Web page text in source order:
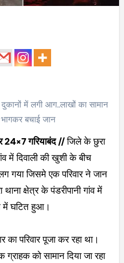
बचाई जान
24×7गरियाबंद //जिले के छुरा
में दिवाली की खुशी के बीच
गया जिसमे एक परिवार ने जान
क्षेत्र के पंडरीपानी गांव में
में घटित हुआ।
परिवार पूजा कर रहा था।
ग्राहक को सामान दिया जा रहा